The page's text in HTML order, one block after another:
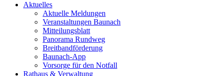
Aktuelles
Aktuelle Meldungen
Veranstaltungen Baunach
Mitteilungsblatt
Panorama Rundweg
Breitbandförderung
Baunach-App
Vorsorge für den Notfall
Rathaus & Verwaltung